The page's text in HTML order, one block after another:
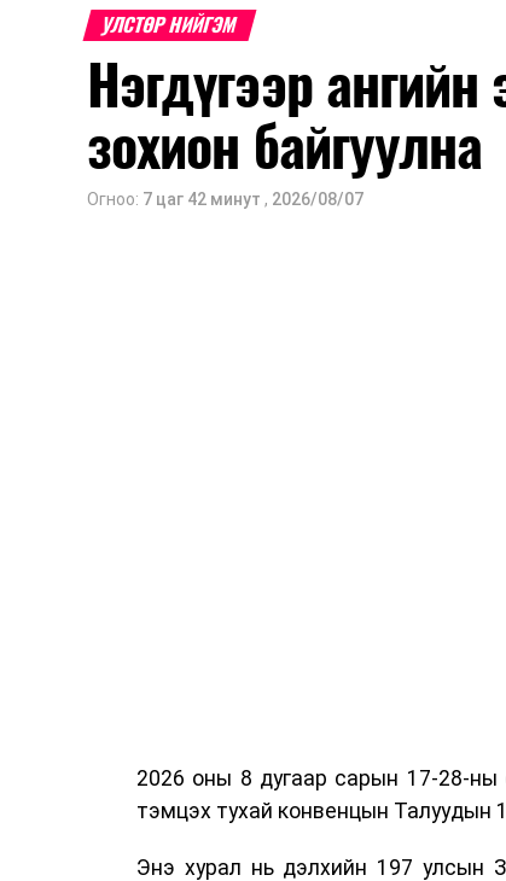
УЛСТӨР НИЙГЭМ
Нэгдүгээр
зохион байгуулна
Огноо: 7 цаг 42 минут , 2026/08/07
2026 оны 8 дугаар сарын 17-28-
тэмцэх тухай конвенцын Талуудын
Энэ хурал нь дэлхийн 197 улсын